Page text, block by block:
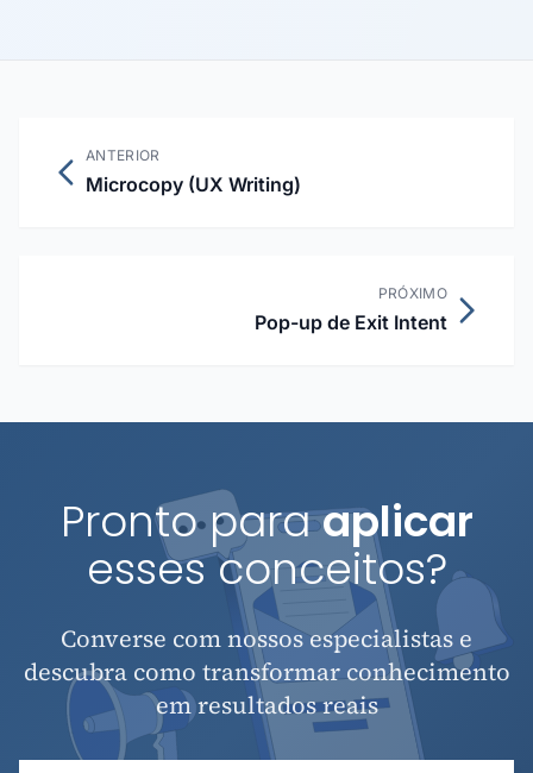
ANTERIOR
Microcopy (UX Writing)
PRÓXIMO
Pop-up de Exit Intent
Pronto paraaplicar
esses conceitos?
Converse com nossos especialistas e
descubra como transformar conhecimento
em resultados reais